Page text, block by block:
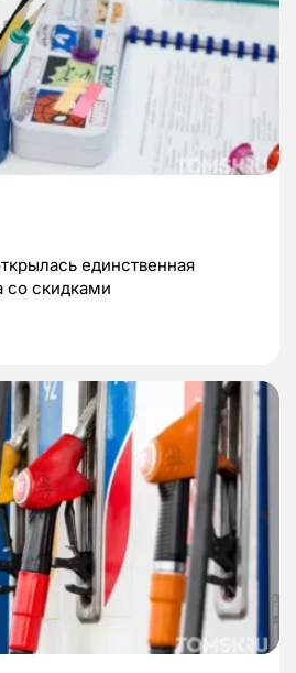
единственная
со скидками